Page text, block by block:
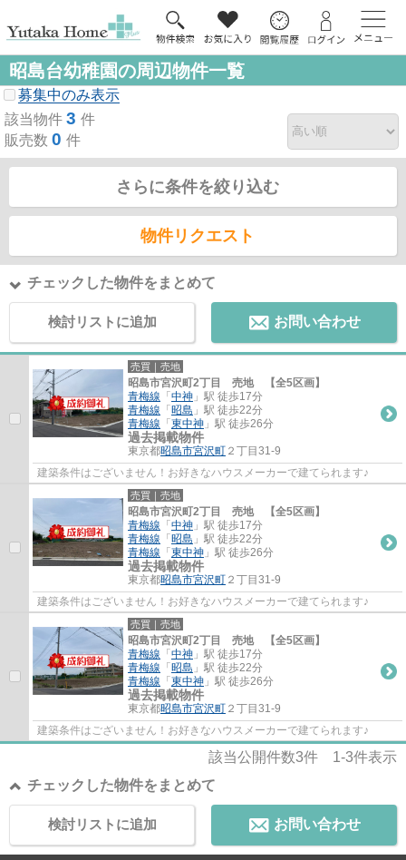
昭島台幼稚園の周辺物件一覧
募集中のみ表示
該当物件 3 件
販売数 0 件
さらに条件を絞り込む
物件リクエスト
チェックした物件をまとめて
検討リストに追加 お問い合わせ
売買｜売地
昭島市宮沢町2丁目 売地 【全5区画】
青梅線 「 中神 」駅 徒歩17分
青梅線 「 昭島 」駅 徒歩22分
青梅線 「 東中神 」駅 徒歩26分
過去掲載物件
東京都昭島市宮沢町 ２丁目31-9
建築条件はございません！お好きなハウスメーカーで建てられます♪
売買｜売地
昭島市宮沢町2丁目 売地 【全5区画】
青梅線 「 中神 」駅 徒歩17分
青梅線 「 昭島 」駅 徒歩22分
青梅線 「 東中神 」駅 徒歩26分
過去掲載物件
東京都昭島市宮沢町 ２丁目31-9
建築条件はございません！お好きなハウスメーカーで建てられます♪
売買｜売地
昭島市宮沢町2丁目 売地 【全5区画】
青梅線 「 中神 」駅 徒歩17分
青梅線 「 昭島 」駅 徒歩22分
青梅線 「 東中神 」駅 徒歩26分
過去掲載物件
東京都昭島市宮沢町 ２丁目31-9
建築条件はございません！お好きなハウスメーカーで建てられます♪
該当公開件数3件 1-3件表示
チェックした物件をまとめて
お問い合わせ
検討リストに追加